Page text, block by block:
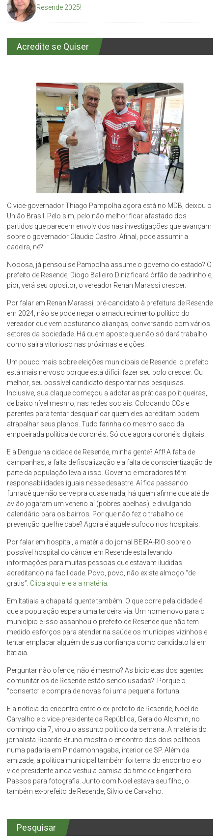
Resende 2025!
Acredite se Quiser
O vice-governador Thiago Pampolha agora está no MDB, deixou o
União Brasil. Pelo sim, pelo não melhor ficar afastado dos
partidos que parecem envolvidos nas investigações que avançam
sobre o governador Claudio Castro. Afinal, pode assumir a
cadeira, né?
Nooosa, já pensou se Pampolha assume o governo do estado? O
prefeito de Resende, Diogo Balieiro Diniz ficará órfão de padrinho e,
pior, verá seu opositor, o vereador Renan Marassi crescer.
Por falar em Renan Marassi, pré-candidato à prefeitura de Resende
em 2024, não se pode negar o amadurecimento político do
vereador que vem costurando alianças, conversando com vários
setores da sociedade. Há quem aposte que não só dará trabalho
como sairá vitorioso nas próximas eleições.
Um pouco mais sobre eleições municipais de Resende: o prefeito
está mais nervoso porque está difícil fazer seu bolo crescer. Ou
melhor, seu possível candidato despontar nas pesquisas.
Inclusive, sua claque começou a adotar as práticas politiqueiras,
de baixo nível mesmo, nas redes sociais. Colocando CCs e
parentes para tentar desqualificar quem eles acreditam podem
atrapalhar seus planos. Tudo farinha do mesmo saco da
empoeirada política de coronéis. Só que agora coronéis digitais.
E a Dengue na cidade de Resende, minha gente? Aff! A falta de
campanhas, a falta de fiscalização e a falta de conscientização de
parte da população leva a isso. Governo e moradores têm
responsabilidades iguais nesse desastre. Aí fica passando
fumacê que não serve pra quase nada, há quem afirme que até de
avião jogaram um veneno aí (pobres abelhas), e divulgando
calendário para os bairros. Por que não fez o trabalho de
prevenção que lhe cabe? Agora é aquele sufoco nos hospitais.
Por falar em hospital, a matéria do jornal BEIRA-RIO sobre o
possível hospital do câncer em Resende está levando
informações para muitas pessoas que estavam iludidas
acreditando na facilidade. Povo, povo, não existe almoço “de
grátis”. Clica aqui e leia a matéria
Em Itatiaia a chapa tá quente também. O que corre pela cidade é
que a população espera uma terceira via. Um nome novo para o
município e isso assanhou o prefeito de Resende que não tem
medido esforços para atender na saúde os munícipes vizinhos e
tentar emplacar alguém de sua confiança como candidato lá em
Itatiaia.
Perguntar não ofende, não é mesmo? As bicicletas dos agentes
comunitários de Resende estão sendo usadas? Porque o
“conserto” e compra de novas foi uma pequena fortuna.
E a notícia do encontro entre o ex-prefeito de Resende, Noel de
Carvalho e o vice-presidente da República, Geraldo Alckmin, no
domingo dia 7, virou o assunto político da semana. A matéria do
jornalista Ricardo Bruno mostra o encontro dos dois políticos
numa padaria em Pindamonhagaba, interior de SP. Além da
amizade, a política municipal também foi tema do encontro e o
vice-presidente ainda vestiu a camisa do time de Engenheiro
Passos para fotografia. Junto com Noel estava seu filho, o
também ex-prefeito de Resende, Silvio de Carvalho.
Pesquisar